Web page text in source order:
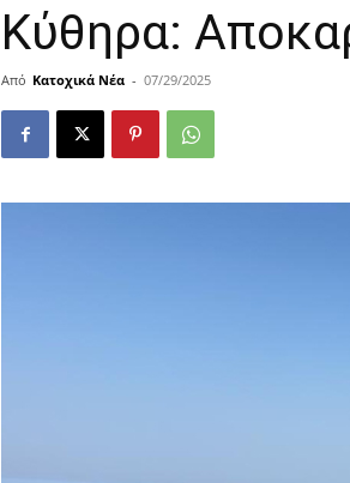
Κύθηρα:
Από Κατοχικά Νέα - 07/29/2025